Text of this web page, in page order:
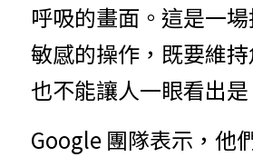
呼吸的畫面。這是一
敏感的操作，既要維持
也不能讓人一眼看出是
Google 團隊表示，他